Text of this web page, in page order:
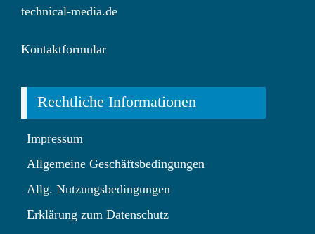
technical-media.de
Kontaktformular
Rechtliche Informationen
Impressum
Allgemeine Geschäftsbedingungen
Allg. Nutzungsbedingungen
Erklärung zum Datenschutz